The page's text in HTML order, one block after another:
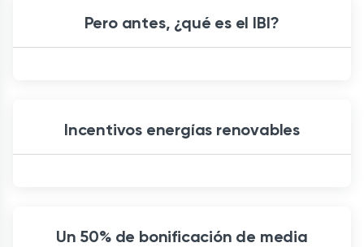
Pero antes, ¿qué es el IBI?
Incentivos energías renovables
Un 50% de bonificación de media